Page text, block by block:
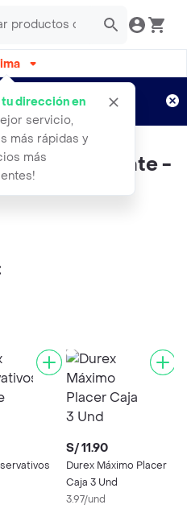
tu dirección en
servicio,
más rápidas y
más
semanas
Aplican TyC
Retardante -
S/ 11.90
Durex Máximo Placer
Caja 3 Und
3.97/und